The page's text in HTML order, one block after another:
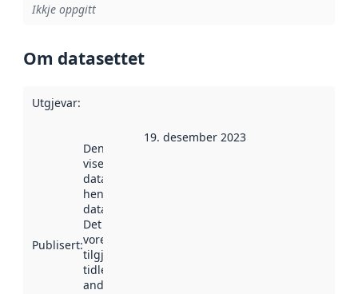
Ikkje oppgitt
Om datasettet
Utgjevar:
Publisert:
Denne datoen
viser når
datasettet vart
henta inn av
data.norge.no.
Det kan ha
vore
tilgjengeleg
tidlegare
andre stader.
19. desember 2023